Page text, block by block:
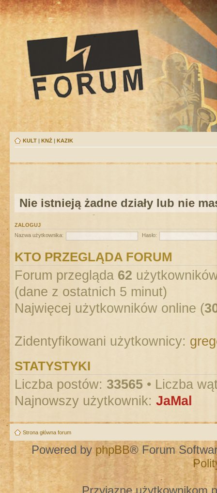
KULT | KNŻ | KAZIK
Nie istnieją żadne działy lub nie
ZALOGUJ
Nazwa użytkownika:
Hasło:
KTO PRZEGLĄDA FORUM
Forum przegląda 62
(dane z ostatnich 5 minut)
Najwięcej użytkowników online (
Zidentyfikowani użytkownicy:
STATYSTYKI
Liczba postów: 33565 • Liczba
Najnowszy użytkownik: JaMal
Strona główna forum
Powered by phpBB® Forum
Przyjazne użytkownikom